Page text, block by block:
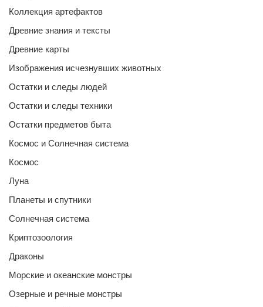
Коллекция артефактов
Древние знания и тексты
Древние карты
Изображения исчезнувших животных
Остатки и следы людей
Остатки и следы техники
Остатки предметов быта
Космос и Солнечная система
Космос
Луна
Планеты и спутники
Солнечная система
Криптозоология
Драконы
Морские и океанские монстры
Озерные и речные монстры